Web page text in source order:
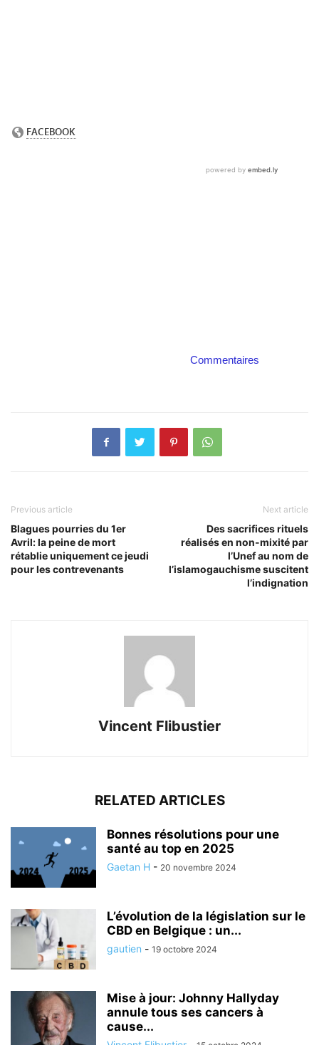
Commentaires
Previous article
Blagues pourries du 1er
Avril: la peine de mort
rétablie uniquement ce jeudi
pour les contrevenants
Next article
Des sacrifices rituels
réalisés en non-mixité par
l’Unef au nom de
l’islamogauchisme suscitent
l’indignation
Vincent Flibustier
RELATED ARTICLES
Bonnes résolutions pour une
santé au top en 2025
Gaetan H - 20 novembre 2024
L’évolution de la législation sur le
CBD en Belgique : un...
gautien - 19 octobre 2024
Mise à jour: Johnny Hallyday
annule tous ses cancers à
cause...